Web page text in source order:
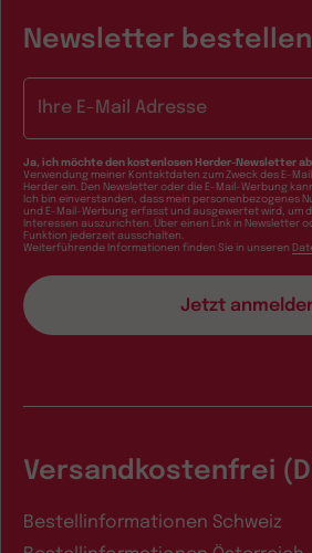
Newsletter bestellen
Ja, ich möchte den kostenlosen Herder-Newsletter
Verwendung meiner Kontaktdaten zum Zweck des E-
Herder ein. Den Newsletter oder die E-Mail-Werbung
Ich bin einverstanden, dass mein personenbezogenes
und E-Mail-Werbung erfasst und ausgewertet wird, um
Interessen auszurichten. Über einen Link in Newsletter
Funktion jederzeit ausschalten.
Weiterführende Informationen finden Sie in unseren
Versandkostenfrei
Bestellinformationen Schweiz